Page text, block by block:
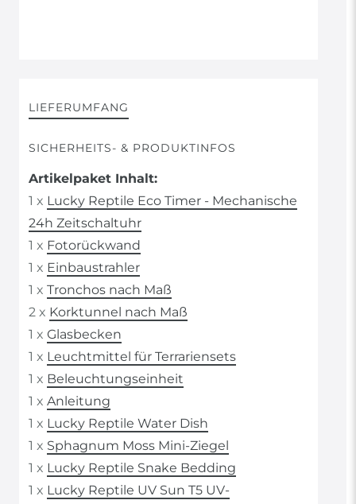
LIEFERUMFANG
SICHERHEITS- & PRODUKTINFOS
Artikelpaket Inhalt:
1 x Lucky Reptile Eco Timer - Mechanische
24h Zeitschaltuhr
1 x Fotorückwand
1 x Einbaustrahler
1 x Tronchos nach Maß
2 x Korktunnel nach Maß
1 x Glasbecken
1 x Leuchtmittel für Terrariensets
1 x Beleuchtungseinheit
1 x Anleitung
1 x Lucky Reptile Water Dish
1 x Sphagnum Moss Mini-Ziegel
1 x Lucky Reptile Snake Bedding
1 x Lucky Reptile UV Sun T5 UV-